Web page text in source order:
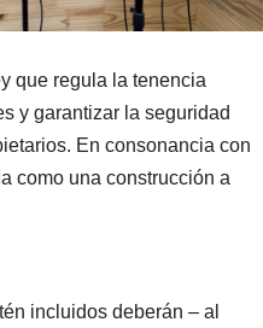
que regula la tenencia
y garantizar la seguridad
En consonancia con
como una construcción a
incluidos deberán – al